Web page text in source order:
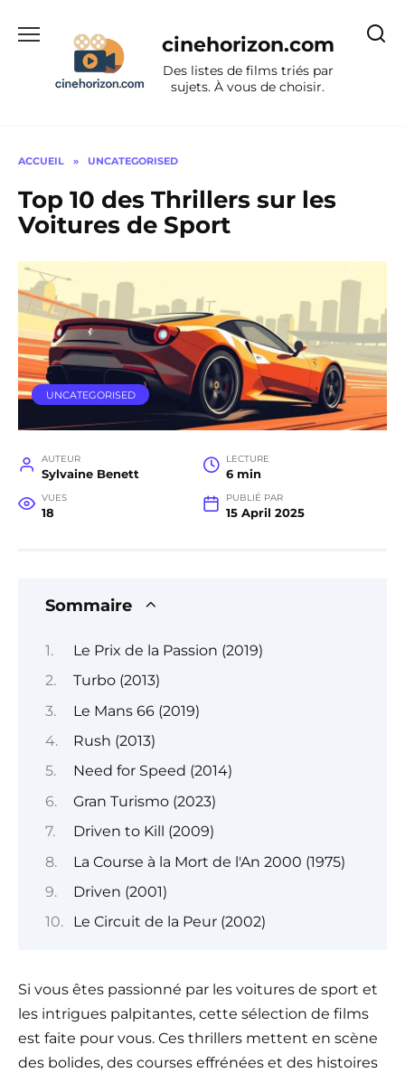
cinehorizon.com
Des listes de films triés par
sujets. À vous de choisir.
ACCUEIL » UNCATEGORISED
Top 10 des Thrillers sur les
Voitures de Sport
UNCATEGORISED
AUTEUR
Sylvaine Benett
LECTURE
6 min
VUES
18
PUBLIÉ PAR
15 April 2025
Sommaire
Le Prix de la Passion (2019)
Turbo (2013)
Le Mans 66 (2019)
Rush (2013)
Need for Speed (2014)
Gran Turismo (2023)
Driven to Kill (2009)
La Course à la Mort de l'An 2000 (1975)
Driven (2001)
Le Circuit de la Peur (2002)
Si vous êtes passionné par les voitures de sport et
les intrigues palpitantes, cette sélection de films
est faite pour vous. Ces thrillers mettent en scène
des bolides, des courses effrénées et des histoires